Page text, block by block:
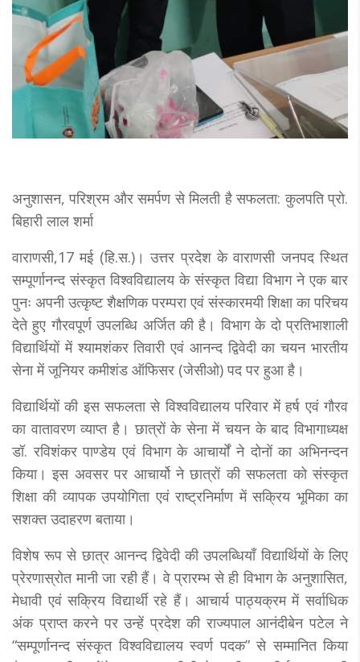
अनुशासन, परिश्रम और समर्पण से मिलती है सफलता: कुलपति प्रो.
बिहारी लाल शर्मा
वाराणसी,17 मई (हि.स.)। उत्तर प्रदेश के वाराणसी जनपद स्थित
सम्पूर्णानन्द संस्कृत विश्वविद्यालय के संस्कृत विद्या विभाग ने एक बार
पुनः अपनी उत्कृष्ट शैक्षणिक परम्परा एवं संस्कारमयी शिक्षा का परिचय
देते हुए गौरवपूर्ण उपलब्धि अर्जित की है। विभाग के दो प्रतिभाशाली
विद्यार्थियों में श्यामशंकर तिवारी एवं आनन्द द्विवेदी का चयन भारतीय
सेना में जूनियर कमीशंड ऑफिसर (जेसीओ) पद पर हुआ है।
विद्यार्थियों की इस सफलता से विश्वविद्यालय परिवार में हर्ष एवं गौरव
का वातावरण व्याप्त है। छात्रों के सेना में चयन के बाद विभागाध्यक्ष
डॉ. रविशंकर पाण्डेय एवं विभाग के आचार्यों ने दोनों का अभिनन्दन
किया। इस अवसर पर आचार्यो ने छात्रों की सफलता को संस्कृत
शिक्षा की व्यापक उपयोगिता एवं राष्ट्रनिर्माण में सक्रिय भूमिका का
सशक्त उदाहरण बताया।
विशेष रूप से छात्र आनन्द द्विवेदी की उपलब्धियाँ विद्यार्थियों के लिए
प्रेरणास्रोत मानी जा रही हैं। वे प्रारम्भ से ही विभाग के अनुशासित,
मेधावी एवं सक्रिय विद्यार्थी रहे हैं। आचार्य पाठ्यक्रम में सर्वाधिक
अंक प्राप्त करने पर उन्हें प्रदेश की राज्यपाल आनंदीबेन पटेल ने
“सम्पूर्णानन्द संस्कृत विश्वविद्यालय स्वर्ण पदक” से सम्मानित किया